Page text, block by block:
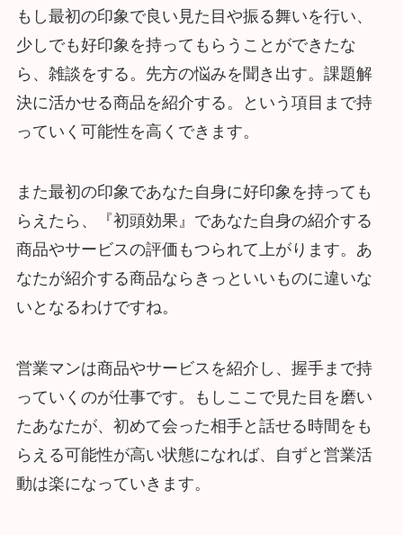
もし最初の印象で良い見た目や振る舞いを行い、
少しでも好印象を持ってもらうことができたな
ら、雑談をする。先方の悩みを聞き出す。課題解
決に活かせる商品を紹介する。という項目まで持
っていく可能性を高くできます。
また最初の印象であなた自身に好印象を持っても
らえたら、『初頭効果』であなた自身の紹介する
商品やサービスの評価もつられて上がります。あ
なたが紹介する商品ならきっといいものに違いな
いとなるわけですね。
営業マンは商品やサービスを紹介し、握手まで持
っていくのが仕事です。もしここで見た目を磨い
たあなたが、初めて会った相手と話せる時間をも
らえる可能性が高い状態になれば、自ずと営業活
動は楽になっていきます。